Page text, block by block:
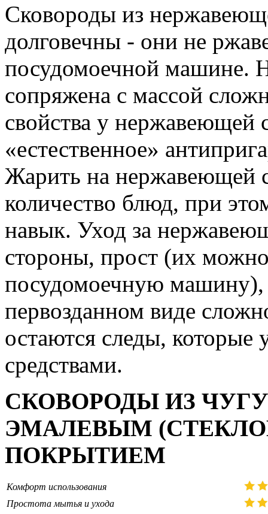
Сковороды из
долговечны - они не
посудомоечной машине.
сопряжена с массой
свойства у нержавеющей
«естественное»
Жарить на нержавеющей
количество блюд, при
навык. Уход за
стороны, прост (их
посудомоечную машину),
первозданном виде
остаются следы,
средствами.
СКОВОРОДЫ ИЗ
ЭМАЛЕВЫМ
ПОКРЫТИЕМ
Комфорт использования
Простота мытья и ухода